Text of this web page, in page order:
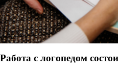
Работа с логопедом